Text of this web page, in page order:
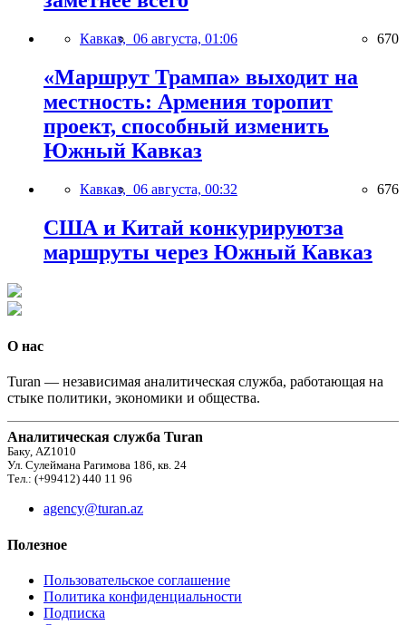
Кавказ, 06 августа, 01:06 670
«Маршрут Трампа» выходит на
местность: Армения торопит
проект, способный изменить
Южный Кавказ
Кавказ, 06 августа, 00:32 676
США и Китай конкурируютза
маршруты через Южный Кавказ
О нас
Turan — независимая аналитическая служба, работающая на
стыке политики, экономики и общества.
Аналитическая служба Turan
Баку, AZ1010
Ул. Сулеймана Рагимова 186, кв. 24
Тел.: (+99412) 440 11 96
agency@turan.az
Полезное
Пользовательское соглашение
Политика конфиденциальности
Подписка